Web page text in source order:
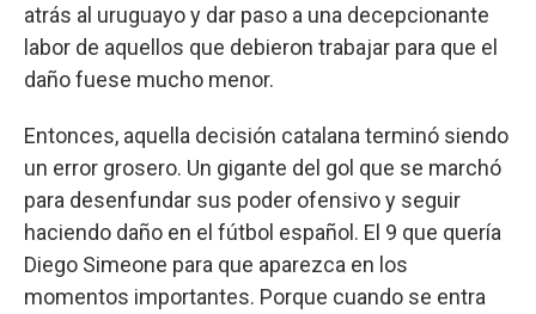
atrás al uruguayo y dar paso a una decepcionante
labor de aquellos que debieron trabajar para que el
daño fuese mucho menor.
Entonces, aquella decisión catalana terminó siendo
un error grosero. Un gigante del gol que se marchó
para desenfundar sus poder ofensivo y seguir
haciendo daño en el fútbol español. El 9 que quería
Diego Simeone para que aparezca en los
momentos importantes. Porque cuando se entra